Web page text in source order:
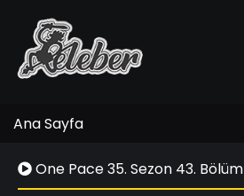
Ana Sayfa
One Pace 35. Sezon 43. Bölüm